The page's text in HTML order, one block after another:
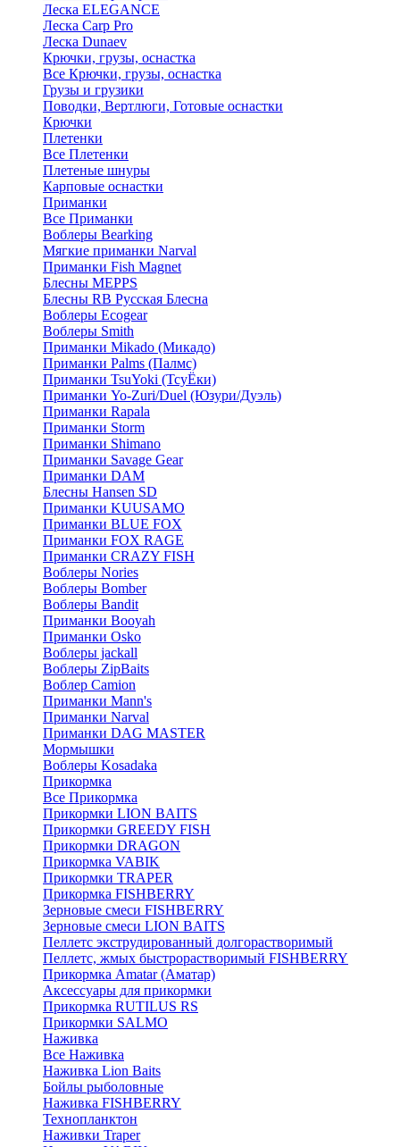
Леска ELEGANCE
Леска Carp Pro
Леска Dunaev
Крючки, грузы, оснастка
Все Крючки, грузы, оснастка
Грузы и грузики
Поводки, Вертлюги, Готовые оснастки
Крючки
Плетенки
Все Плетенки
Плетеные шнуры
Карповые оснастки
Приманки
Все Приманки
Воблеры Bearking
Мягкие приманки Narval
Приманки Fish Magnet
Блесны MEPPS
Блесны RB Русская Блесна
Воблеры Ecogear
Воблеры Smith
Приманки Mikado (Микадо)
Приманки Palms (Палмс)
Приманки TsuYoki (ТсуЁки)
Приманки Yo-Zuri/Duel (Юзури/Дуэль)
Приманки Rapala
Приманки Storm
Приманки Shimano
Приманки Savage Gear
Приманки DAM
Блесны Hansen SD
Приманки KUUSAMO
Приманки BLUE FOX
Приманки FOX RAGE
Приманки CRAZY FISH
Воблеры Nories
Воблеры Bomber
Воблеры Bandit
Приманки Booyah
Приманки Osko
Воблеры jackall
Воблеры ZipBaits
Воблер Camion
Приманки Mann's
Приманки Narval
Приманки DAG MASTER
Мормышки
Воблеры Kosadaka
Прикормка
Все Прикормка
Прикормки LION BAITS
Прикормки GREEDY FISH
Прикормки DRAGON
Прикормка VABIK
Прикормки TRAPER
Прикормка FISHBERRY
Зерновые смеси FISHBERRY
Зерновые смеси LION BAITS
Пеллетс экструдированный долгорастворимый
Пеллетс, жмых быстрорастворимый FISHBERRY
Прикормка Amatar (Аматар)
Аксессуары для прикормки
Прикормка RUTILUS RS
Прикормки SALMO
Наживка
Все Наживка
Наживка Lion Baits
Бойлы рыболовные
Наживка FISHBERRY
Технопланктон
Наживки Traper